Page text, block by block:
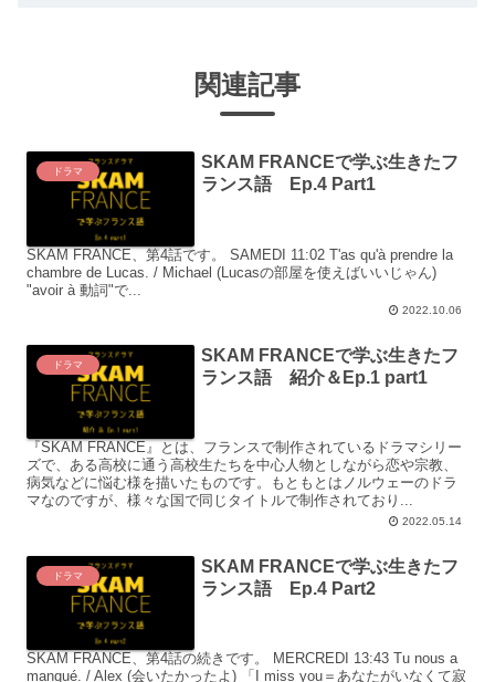
関連記事
ドラマ
SKAM FRANCEで学ぶ生きたフ
ランス語 Ep.4 Part1
SKAM FRANCE、第4話です。 SAMEDI 11:02 T'as qu'à prendre la
chambre de Lucas. / Michael (Lucasの部屋を使えばいいじゃん)
"avoir à 動詞"で...
2022.10.06
ドラマ
SKAM FRANCEで学ぶ生きたフ
ランス語 紹介＆Ep.1 part1
『SKAM FRANCE』とは、フランスで制作されているドラマシリー
ズで、ある高校に通う高校生たちを中心人物としながら恋や宗教、
病気などに悩む様を描いたものです。もともとはノルウェーのドラ
マなのですが、様々な国で同じタイトルで制作されており...
2022.05.14
ドラマ
SKAM FRANCEで学ぶ生きたフ
ランス語 Ep.4 Part2
SKAM FRANCE、第4話の続きです。 MERCREDI 13:43 Tu nous a
manqué. / Alex (会いたかったよ) 「I miss you＝あなたがいなくて寂